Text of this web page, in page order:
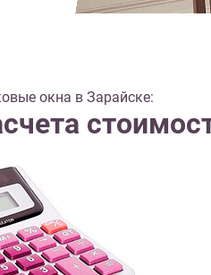
окна в Зарайске: